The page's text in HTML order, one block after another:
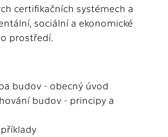
certifikačních systémech a
sociální a ekonomické
prostředí.
budov - obecný úvod
budov - principy a